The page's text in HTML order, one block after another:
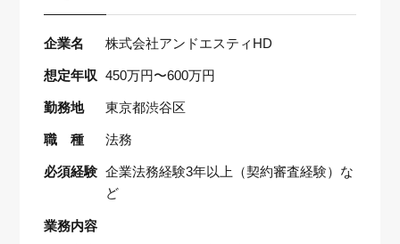
企業名 株式会社アンドエスティHD
想定年収 450万円〜600万円
勤務地 東京都渋谷区
職 種 法務
必須経験 企業法務経験3年以上（契約審査経験）な
ど
業務内容